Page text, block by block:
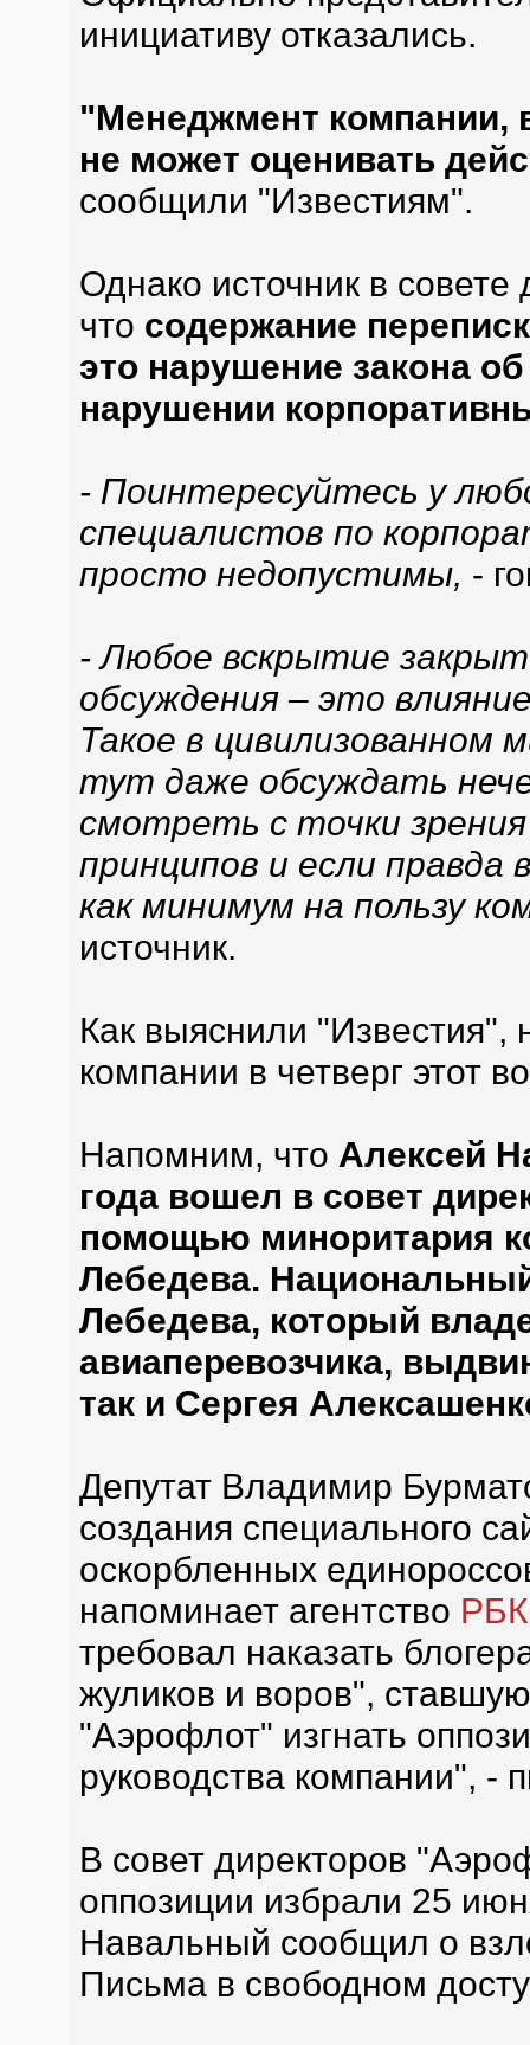
инициативу отказались.
"Менеджмент компании,
не может оценивать
сообщили "Известиям".
Однако источник в совете
что содержание
это нарушение закона
нарушении
- Поинтересуйтесь у
специалистов по
просто недопустимы, -
- Любое вскрытие
обсуждения – это
Такое в цивилизованном
тут даже обсуждать
смотреть с точки
принципов и если
как минимум на пользу
источник.
Как выяснили "Известия",
компании в четверг этот
Напомним, что Алексей
года вошел в совет
помощью миноритария
Лебедева.
Лебедева, который
авиаперевозчика,
так и Сергея
Депутат Владимир
создания специального
оскорбленных
напоминает агентство РБК
требовал наказать
жуликов и воров",
"Аэрофлот" изгнать
руководства компании", -
В совет директоров
оппозиции избрали 25
Навальный сообщил о
Письма в свободном